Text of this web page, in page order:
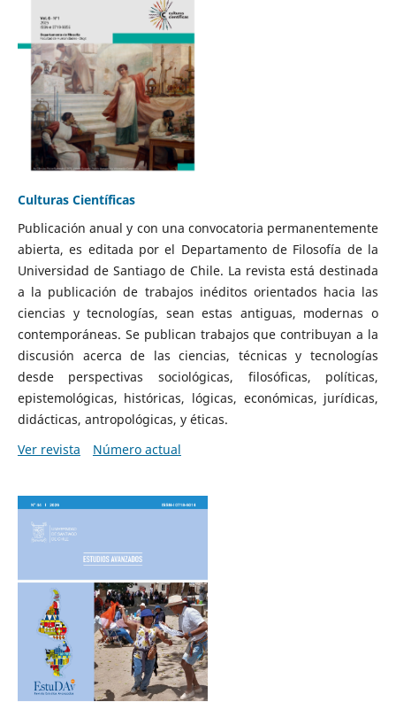
Culturas Científicas
Publicación anual y con una convocatoria permanentemente
abierta, es editada por el Departamento de Filosofía de la
Universidad de Santiago de Chile. La revista está destinada
a la publicación de trabajos inéditos orientados hacia las
ciencias y tecnologías, sean estas antiguas, modernas o
contemporáneas. Se publican trabajos que contribuyan a la
discusión acerca de las ciencias, técnicas y tecnologías
desde perspectivas sociológicas, filosóficas, políticas,
epistemológicas, históricas, lógicas, económicas, jurídicas,
didácticas, antropológicas, y éticas.
Ver revista
Número actual